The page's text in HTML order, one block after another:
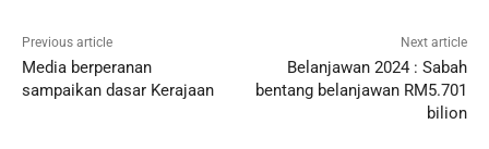
Previous article
Media berperanan
sampaikan dasar Kerajaan
Next article
Belanjawan 2024 : Sabah
bentang belanjawan RM5.701
bilion